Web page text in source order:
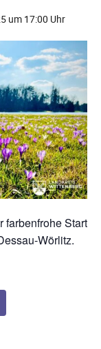
um 17:00 Uhr
farbenfrohe Start
Wörlitz.